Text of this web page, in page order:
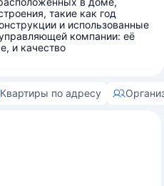
такие как год
и использованные
компании: её
и качество
Квартиры по адресу